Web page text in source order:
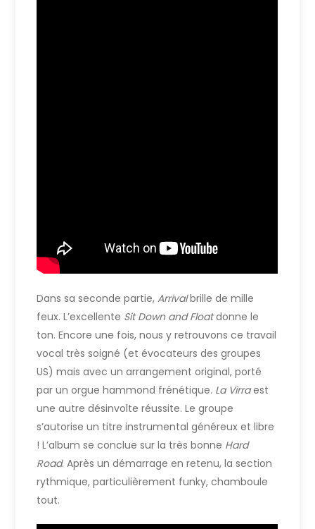
Dans sa seconde partie,Arrivalbrille de mille
feux. L’excellente Sit Down and Floatdonne le
ton. Encore une fois, nous y retrouvons ce travail
vocal très soigné (et évocateurs des groupes
US) mais avec un arrangement original, porté
par un orgue hammond frénétique. La Virraest
une autre désinvolte réussite. Le groupe
s’autorise un titre instrumental généreux et libre
! L’album se conclue sur la très bonne Hard
Road. Après un démarrage en retenu, la section
rythmique, particulièrement funky, chamboule
tout.